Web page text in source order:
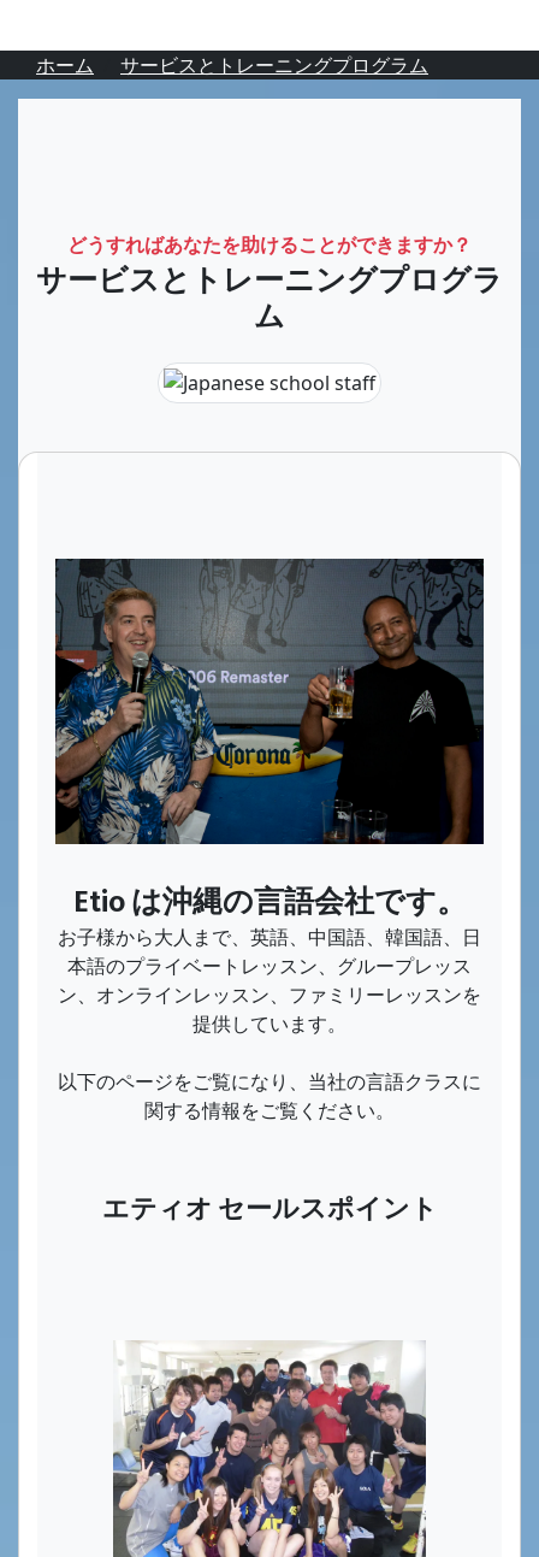
ホーム サービスとトレーニングプログラム
どうすればあなたを助けることができますか？
サービスとトレーニングプログラ
ム
Etio は沖縄の言語会社です。
お子様から大人まで、英語、中国語、韓国語、日
本語のプライベートレッスン、グループレッス
ン、オンラインレッスン、ファミリーレッスンを
提供しています。
以下のページをご覧になり、当社の言語クラスに
関する情報をご覧ください。
エティオ セールスポイント